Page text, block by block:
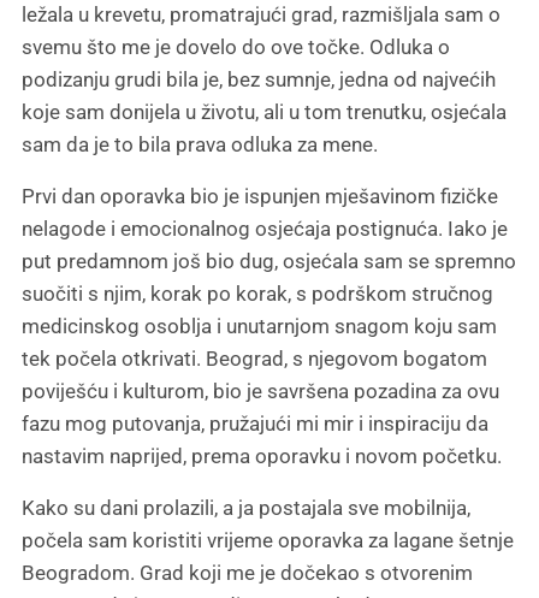
ležala u krevetu, promatrajući grad, razmišljala sam o
svemu što me je dovelo do ove točke. Odluka o
podizanju grudi bila je, bez sumnje, jedna od najvećih
koje sam donijela u životu, ali u tom trenutku, osjećala
sam da je to bila prava odluka za mene.
Prvi dan oporavka bio je ispunjen mješavinom fizičke
nelagode i emocionalnog osjećaja postignuća. Iako je
put predamnom još bio dug, osjećala sam se spremno
suočiti s njim, korak po korak, s podrškom stručnog
medicinskog osoblja i unutarnjom snagom koju sam
tek počela otkrivati. Beograd, s njegovom bogatom
poviješću i kulturom, bio je savršena pozadina za ovu
fazu mog putovanja, pružajući mi mir i inspiraciju da
nastavim naprijed, prema oporavku i novom početku.
Kako su dani prolazili, a ja postajala sve mobilnija,
počela sam koristiti vrijeme oporavka za lagane šetnje
Beogradom. Grad koji me je dočekao s otvorenim